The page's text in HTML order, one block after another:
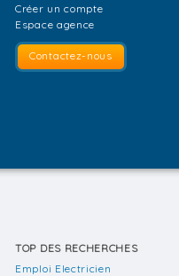
Créer un compte
Espace agence
Contactez-nous
TOP DES RECHERCHES
Emploi Electricien